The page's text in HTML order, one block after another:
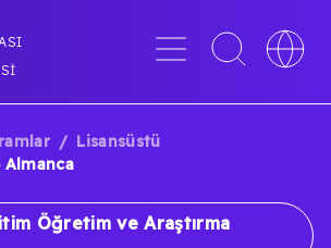
Menü
Toggle
search
Toggle
Lisansüstü
Öğretim ve Araştırma